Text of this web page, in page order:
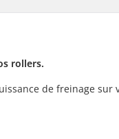
rollers.
de freinage sur